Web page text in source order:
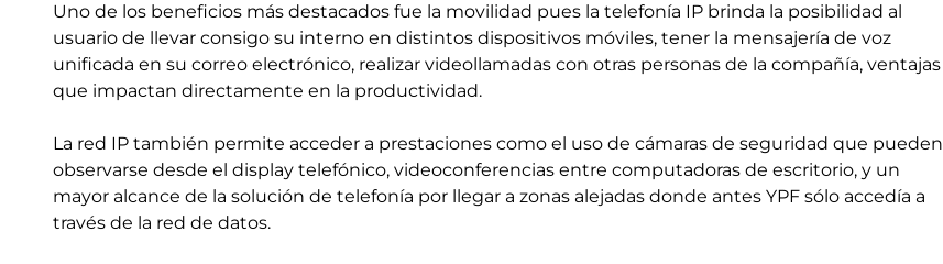
Uno de los beneficios más destacados fue la movilidad pues la telefonía IP brinda la posibilidad al
usuario de llevar consigo su interno en distintos dispositivos móviles, tener la mensajería de voz
unificada en su correo electrónico, realizar videollamadas con otras personas de la compañía, ventajas
que impactan directamente en la productividad.
La red IP también permite acceder a prestaciones como el uso de cámaras de seguridad que pueden
observarse desde el display telefónico, videoconferencias entre computadoras de escritorio, y un
mayor alcance de la solución de telefonía por llegar a zonas alejadas donde antes YPF sólo accedía a
través de la red de datos.